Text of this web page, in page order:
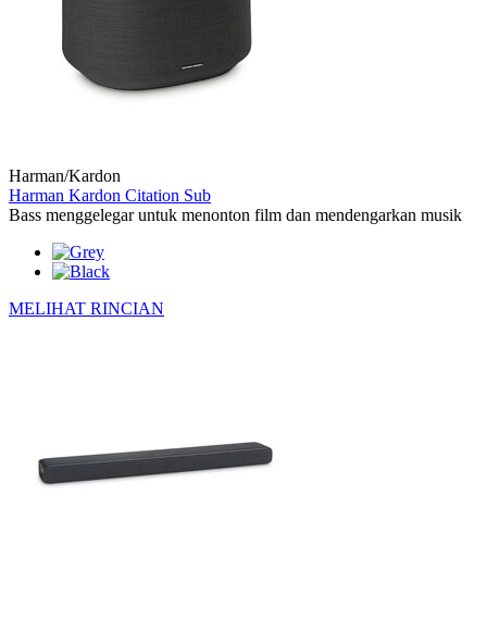
Harman/Kardon
Harman Kardon Citation Sub
Bass menggelegar untuk menonton film dan mendengarkan musik
MELIHAT RINCIAN